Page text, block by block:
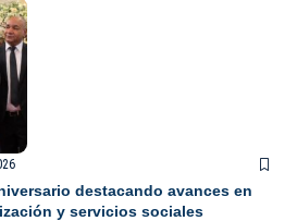
destacando avances en
y servicios sociales